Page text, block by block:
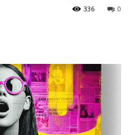
0
336